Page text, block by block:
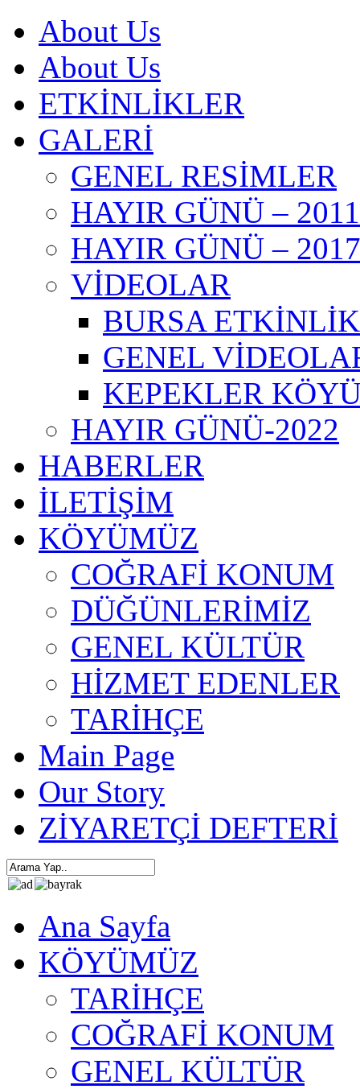
About Us
About Us
ETKİNLİKLER
GALERİ
GENEL RESİMLER
HAYIR GÜNÜ – 2011
HAYIR GÜNÜ – 2017
VİDEOLAR
BURSA
GENEL
KEPEKLER
HAYIR GÜNÜ-2022
HABERLER
İLETİŞİM
KÖYÜMÜZ
COĞRAFİ KONUM
DÜĞÜNLERİMİZ
GENEL KÜLTÜR
HİZMET EDENLER
TARİHÇE
Main Page
Our Story
ZİYARETÇİ DEFTERİ
Ana Sayfa
KÖYÜMÜZ
TARİHÇE
COĞRAFİ KONUM
GENEL KÜLTÜR